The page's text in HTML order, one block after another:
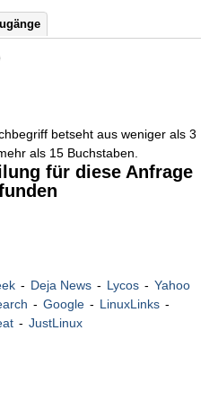
betseht aus weniger als 3
als 15 Buchstaben.
für diese Anfrage
- Deja News - Lycos - Yahoo
- Google - LinuxLinks -
- JustLinux